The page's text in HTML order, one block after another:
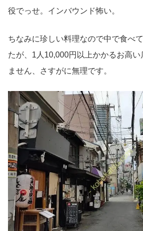
役でっせ。インバウンド怖い。
ちなみに珍しい料理なので中で食べ
たが、1人10,000円以上かかるお高
ません、さすがに無理です。